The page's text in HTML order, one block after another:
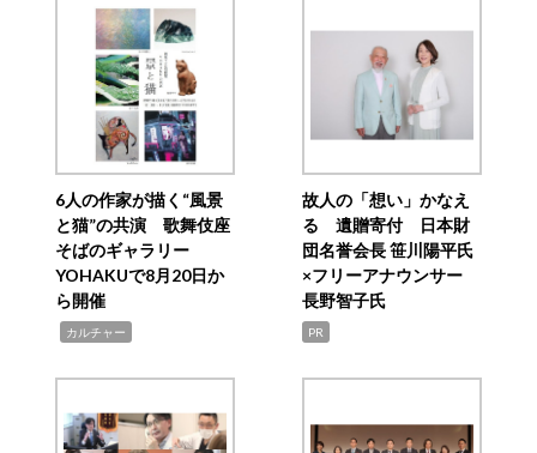
6人の作家が描く“風景
と猫”の共演 歌舞伎座
そばのギャラリー
YOHAKUで8月20日か
ら開催
カルチャー
故人の「想い」かなえ
る 遺贈寄付 日本財
団名誉会長 笹川陽平氏
×フリーアナウンサー
長野智子氏
PR